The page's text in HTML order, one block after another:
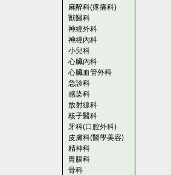
麻醉科(疼痛科)
獸醫科
神經外科
神經內科
小兒科
心臟內科
心臟血管外科
急診科
感染科
放射線科
核子醫科
牙科(口腔外科)
皮膚科(醫學美容)
精神科
胃腸科
骨科